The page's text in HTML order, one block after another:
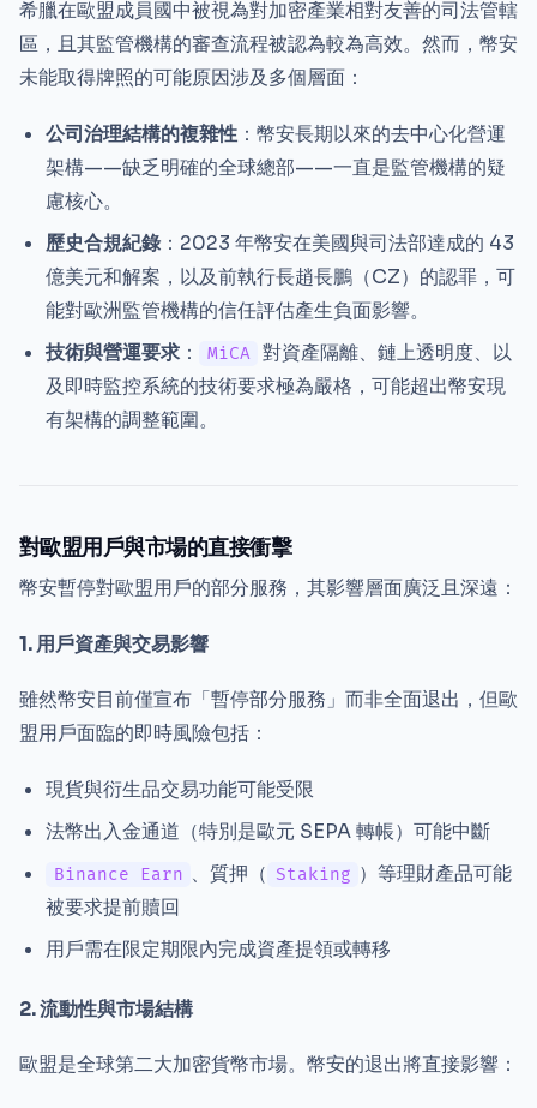
希臘在歐盟成員國中被視為對加密產業相對友善的司法管轄
區，且其監管機構的審查流程被認為較為高效。然而，幣安
未能取得牌照的可能原因涉及多個層面：
公司治理結構的複雜性 ：幣安長期以來的去中心化營運
架構——缺乏明確的全球總部——一直是監管機構的疑
慮核心。
歷史合規紀錄 ：2023 年幣安在美國與司法部達成的 43
億美元和解案，以及前執行長趙長鵬（CZ）的認罪，可
能對歐洲監管機構的信任評估產生負面影響。
技術與營運要求 ： MiCA
對資產隔離、鏈上透明度、以
及即時監控系統的技術要求極為嚴格，可能超出幣安現
有架構的調整範圍。
對歐盟用戶與市場的直接衝擊
幣安暫停對歐盟用戶的部分服務，其影響層面廣泛且深遠：
1. 用戶資產與交易影響
雖然幣安目前僅宣布「暫停部分服務」而非全面退出，但歐
盟用戶面臨的即時風險包括：
現貨與衍生品交易功能可能受限
法幣出入金通道（特別是歐元 SEPA 轉帳）可能中斷
Binance Earn 、質押（ Staking ）等理財產品可能
被要求提前贖回
用戶需在限定期限內完成資產提領或轉移
2. 流動性與市場結構
歐盟是全球第二大加密貨幣市場。幣安的退出將直接影響：